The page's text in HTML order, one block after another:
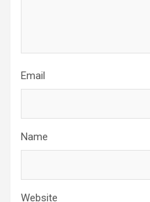
Email
Name
Website